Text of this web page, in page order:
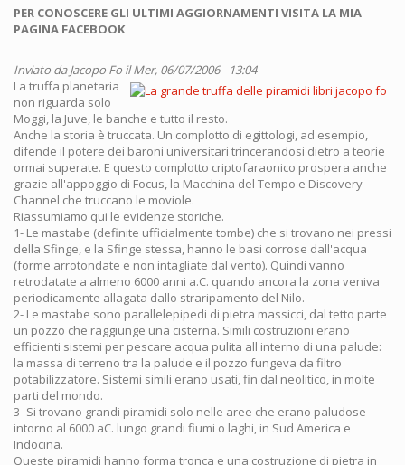
PER CONOSCERE GLI ULTIMI AGGIORNAMENTI VISITA LA MIA
PAGINA FACEBOOK
Inviato daJacopo Fo il Mer, 06/07/2006 - 13:04
La truffa planetaria
non riguarda solo
Moggi, la Juve, le banche e tutto il resto.
Anche la storia è truccata. Un complotto di egittologi, ad esempio,
difende il potere dei baroni universitari trincerandosi dietro a teorie
ormai superate. E questo complotto criptofaraonico prospera anche
grazie all'appoggio di Focus, la Macchina del Tempo e Discovery
Channel che truccano le moviole.
Riassumiamo qui le evidenze storiche.
1- Le mastabe (definite ufficialmente tombe) che si trovano nei pressi
della Sfinge, e la Sfinge stessa, hanno le basi corrose dall'acqua
(forme arrotondate e non intagliate dal vento). Quindi vanno
retrodatate a almeno 6000 anni a.C. quando ancora la zona veniva
periodicamente allagata dallo straripamento del Nilo.
2- Le mastabe sono parallelepipedi di pietra massicci, dal tetto parte
un pozzo che raggiunge una cisterna. Simili costruzioni erano
efficienti sistemi per pescare acqua pulita all'interno di una palude:
la massa di terreno tra la palude e il pozzo fungeva da filtro
potabilizzatore. Sistemi simili erano usati, fin dal neolitico, in molte
parti del mondo.
3- Si trovano grandi piramidi solo nelle aree che erano paludose
intorno al 6000 aC. lungo grandi fiumi o laghi, in Sud America e
Indocina.
Queste piramidi hanno forma tronca e una costruzione di pietra in